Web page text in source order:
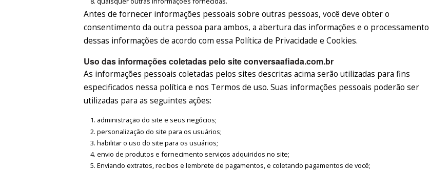
Antes de fornecer informações pessoais sobre outras pessoas, você deve obter o
consentimento da outra pessoa para ambos, a abertura das informações e o processamento
dessas informações de acordo com essa Política de Privacidade e Cookies.
Uso das informações coletadas pelo site conversaafiada.com.br
As informações pessoais coletadas pelos sites descritas acima serão utilizadas para fins
especificados nessa política e nos Termos de uso. Suas informações pessoais poderão ser
utilizadas para as seguintes ações:
administração do site e seus negócios;
personalização do site para os usuários;
habilitar o uso do site para os usuários;
envio de produtos e fornecimento serviços adquiridos no site;
Enviando extratos, recibos e lembrete de pagamentos, e coletando pagamentos de você;